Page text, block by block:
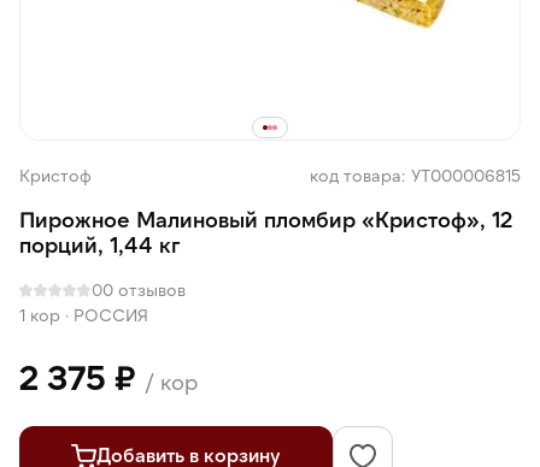
Кристоф код товара: УТ000006815
Пирожное Малиновый пломбир «Кристоф», 12
порций, 1,44 кг
00 отзывов
1 кор · РОССИЯ
2 375 ₽ / кор
Добавить в корзину